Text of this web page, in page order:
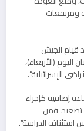
ومرتفعات
قيام الجيش
(الأربعاء)،
الإسرائيلية”.
إلى أن القرار كان الانتظار لمدة 24 ساعة إضافية كإجراء
تصعيد، فمن
استئناف الدراسة”.